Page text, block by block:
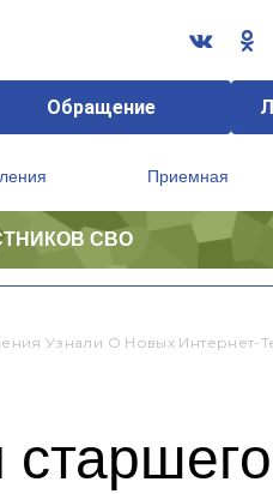
Обращение
Приемная
СВО
Узнали О Новых Интернет-